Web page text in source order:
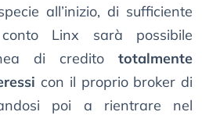
all’inizio, di sufficiente
Linx sarà possibile
di credito totalmente
con il proprio broker di
poi a rientrare nel